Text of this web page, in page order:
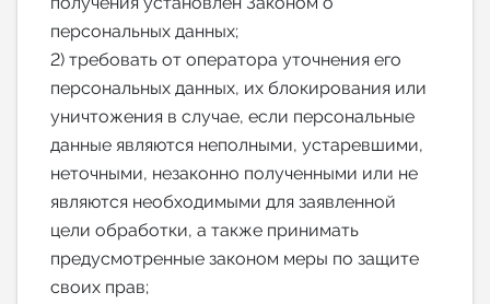
персональных данных;
2) требовать от оператора уточнения его
персональных данных, их блокирования или
уничтожения в случае, если персональные
данные являются неполными, устаревшими,
неточными, незаконно полученными или не
являются необходимыми для заявленной
цели обработки, а также принимать
предусмотренные законом меры по защите
своих прав;